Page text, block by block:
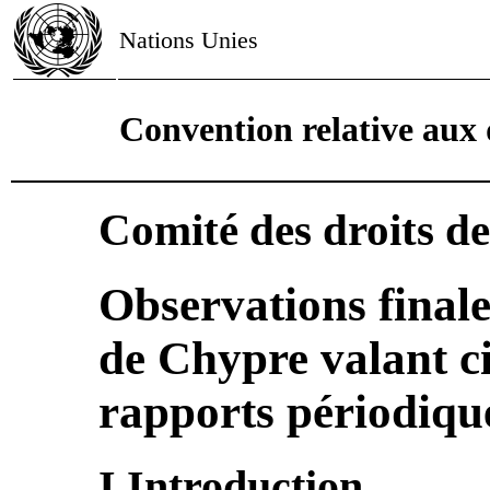
Nations Unies
Convention relative aux
Comité des droits
Observations
de Chypre valant
rapports